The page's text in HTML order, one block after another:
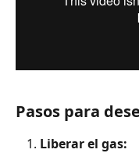
Pasos para
Liberar el gas: